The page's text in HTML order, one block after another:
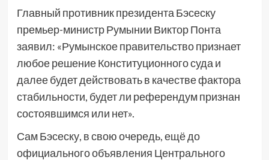
Главный противник президента Бэсеску
премьер-министр Румынии Виктор Понта
заявил: «Румынское правительство признает
любое решение Конституционного суда и
далее будет действовать в качестве фактора
стабильности, будет ли референдум признан
состоявшимся или нет».
Сам Бэсеску, в свою очередь, ещё до
официального объявления Центрального